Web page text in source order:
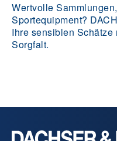
Wertvolle
Sportequipment?
Ihre sensiblen
Sorgfalt.